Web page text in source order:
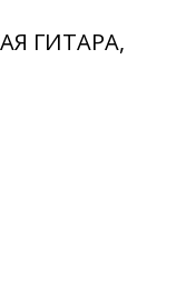
ГИТАРА,